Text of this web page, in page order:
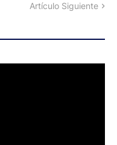
Artículo Siguiente